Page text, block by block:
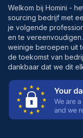
Welkom bij Homini -
sourcing bedrijf met
je volgende
en te
weinige beroepen uit
de toekomst van
dankbaar dat we dit